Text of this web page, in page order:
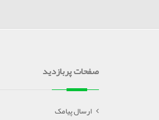
صفحات پربازدید
ارسال پیامک